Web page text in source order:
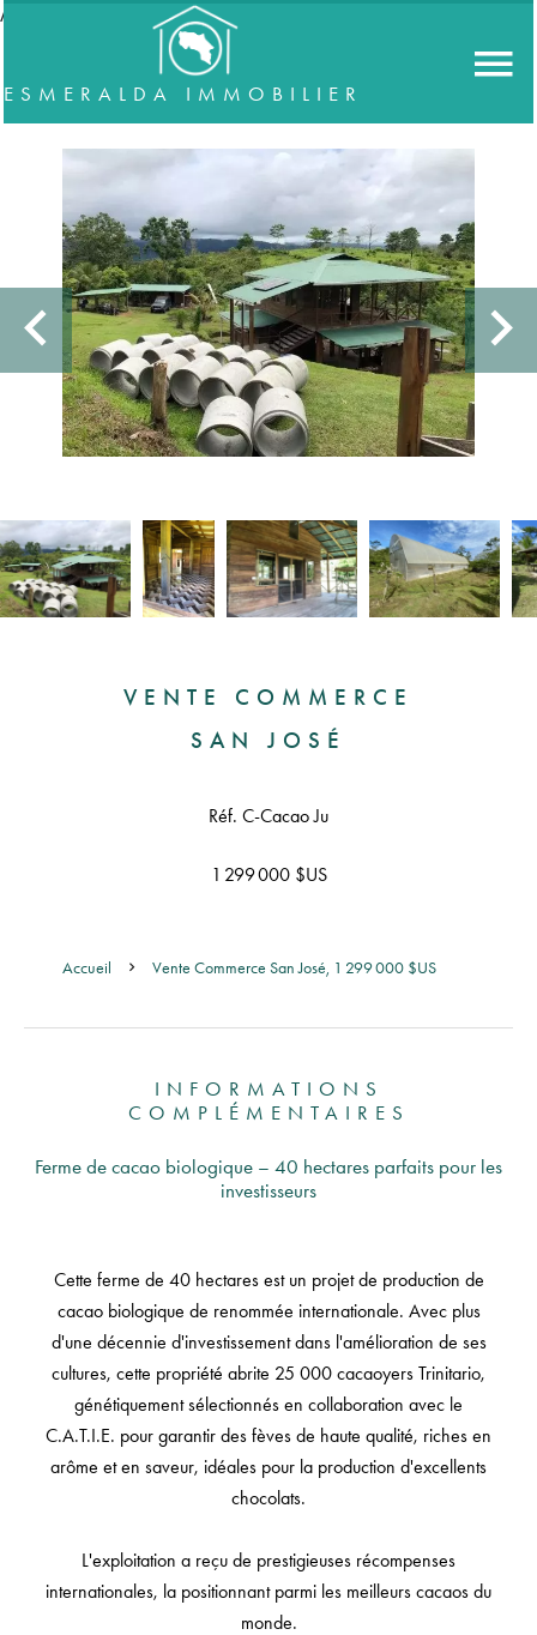
//accordeon
ESMERALDA IMMOBILIER
VENTE COMMERCE
SAN JOSÉ
Réf. C-Cacao Ju
1 299 000 $US
Accueil Vente Commerce San José, 1 299 000 $US
INFORMATIONS
COMPLÉMENTAIRES
Ferme de cacao biologique – 40 hectares parfaits pour les
investisseurs
Cette ferme de 40 hectares est un projet de production de
cacao biologique de renommée internationale. Avec plus
d'une décennie d'investissement dans l'amélioration de ses
cultures, cette propriété abrite 25 000 cacaoyers Trinitario,
génétiquement sélectionnés en collaboration avec le
C.A.T.I.E. pour garantir des fèves de haute qualité, riches en
arôme et en saveur, idéales pour la production d'excellents
chocolats.
L'exploitation a reçu de prestigieuses récompenses
internationales, la positionnant parmi les meilleurs cacaos du
monde.